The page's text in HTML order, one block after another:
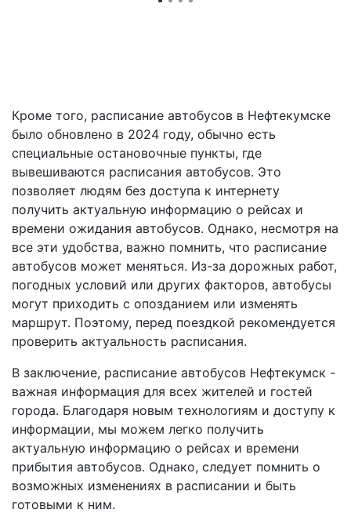
Кроме того, расписание автобусов в Нефтекумске
было обновлено в 2024 году, обычно есть
специальные остановочные пункты, где
вывешиваются расписания автобусов. Это
позволяет людям без доступа к интернету
получить актуальную информацию о рейсах и
времени ожидания автобусов. Однако, несмотря на
все эти удобства, важно помнить, что расписание
автобусов может меняться. Из-за дорожных работ,
погодных условий или других факторов, автобусы
могут приходить с опозданием или изменять
маршрут. Поэтому, перед поездкой рекомендуется
проверить актуальность расписания.
В заключение, расписание автобусов Нефтекумск -
важная информация для всех жителей и гостей
города. Благодаря новым технологиям и доступу к
информации, мы можем легко получить
актуальную информацию о рейсах и времени
прибытия автобусов. Однако, следует помнить о
возможных изменениях в расписании и быть
готовыми к ним.